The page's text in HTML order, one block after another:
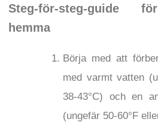
Steg-för-steg-guide
hemma
Börja med att
med varmt vatten
38-43°C) och en
(ungefär 50-60°F